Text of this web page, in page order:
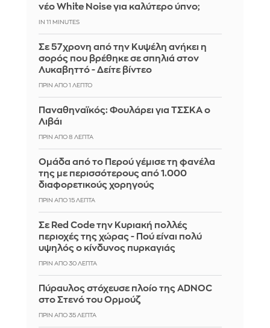
νέο White Noise για καλύτερο ύπνο;
IN 11 MINUTES
Σε 57χρονη από την Κυψέλη ανήκει η
σορός που βρέθηκε σε σπηλιά στον
Λυκαβηττό - Δείτε βίντεο
ΠΡΙΝ ΑΠΌ 1 ΛΕΠΤΌ
Παναθηναϊκός: Φουλάρει για ΤΣΣΚΑ ο
Λιβάι
ΠΡΙΝ ΑΠΌ 8 ΛΕΠΤΆ
Ομάδα από το Περού γέμισε τη φανέλα
της με περισσότερους από 1.000
διαφορετικούς χορηγούς
ΠΡΙΝ ΑΠΌ 15 ΛΕΠΤΆ
Σε Red Code την Κυριακή πολλές
περιοχές της χώρας - Πού είναι πολύ
υψηλός ο κίνδυνος πυρκαγιάς
ΠΡΙΝ ΑΠΌ 30 ΛΕΠΤΆ
Πύραυλος στόχευσε πλοίο της ADNOC
στο Στενό του Ορμούζ
ΠΡΙΝ ΑΠΌ 35 ΛΕΠΤΆ